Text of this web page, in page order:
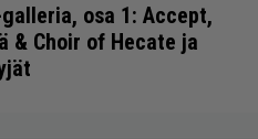
osa 1: Accept,
& Choir of Hecate ja